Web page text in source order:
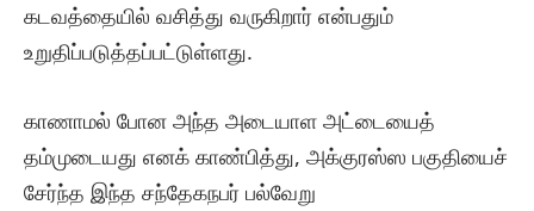
கடவத்தையில் வசித்து வருகிறார் என்பதும்
உறுதிப்படுத்தப்பட்டுள்ளது.
காணாமல் போன அந்த அடையாள அட்டையைத்
தம்முடையது எனக் காண்பித்து, அக்குரஸ்ஸ பகுதியைச்
சேர்ந்த இந்த சந்தேகநபர் பல்வேறு